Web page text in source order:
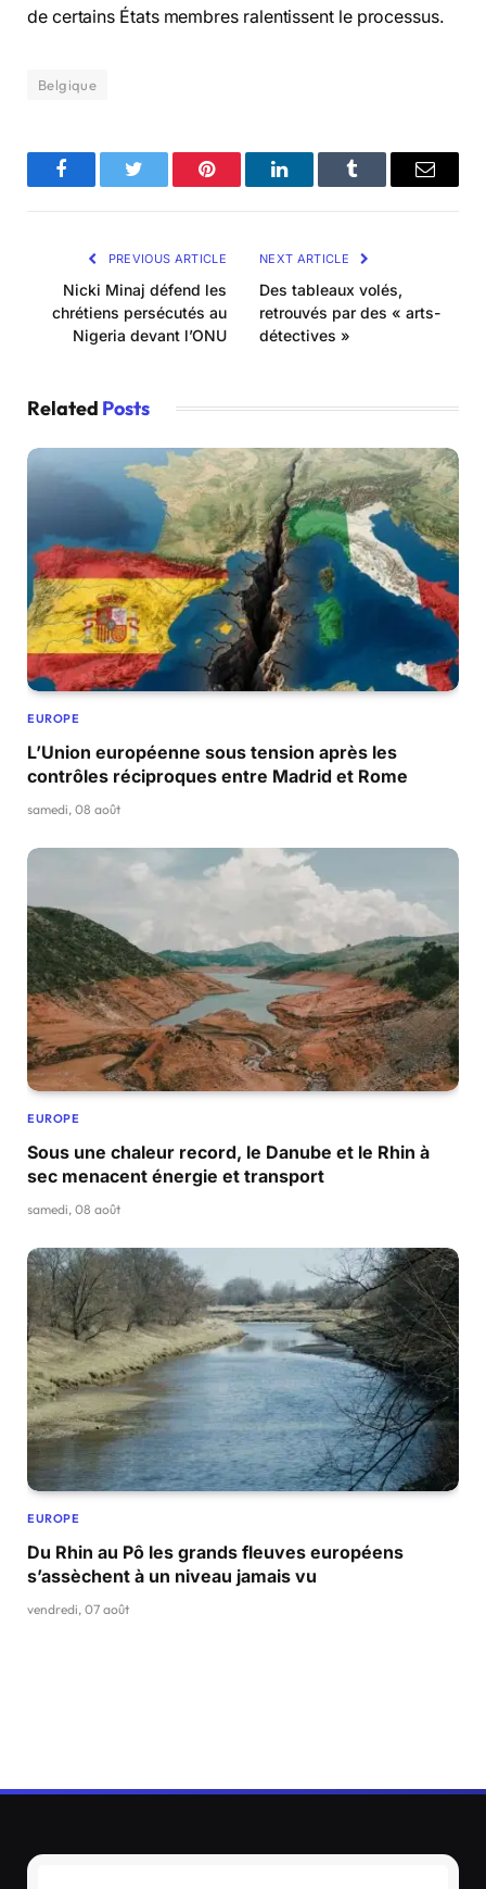
de certains États membres ralentissent le processus.
Belgique
FacebookTwitter Pinterest LinkedInTumblr Email
PREVIOUS ARTICLE
Nicki Minaj défend les
chrétiens persécutés au
Nigeria devant l’ONU
NEXT ARTICLE
Des tableaux volés,
retrouvés par des « arts-
détectives »
Related Posts
EUROPE
L’Union européenne sous tension après les
contrôles réciproques entre Madrid et Rome
samedi, 08 août
EUROPE
Sous une chaleur record, le Danube et le Rhin à
sec menacent énergie et transport
samedi, 08 août
EUROPE
Du Rhin au Pô les grands fleuves européens
s’assèchent à un niveau jamais vu
vendredi, 07 août